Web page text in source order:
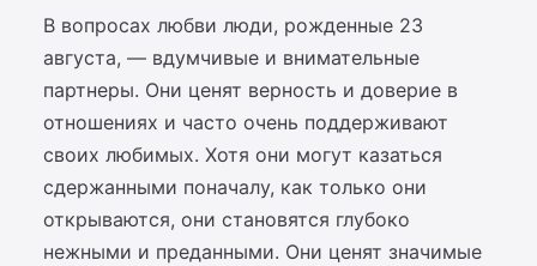
В вопросах любви люди, рожденные 23
августа, — вдумчивые и внимательные
партнеры. Они ценят верность и доверие в
отношениях и часто очень поддерживают
своих любимых. Хотя они могут казаться
сдержанными поначалу, как только они
открываются, они становятся глубоко
нежными и преданными. Они ценят значимые